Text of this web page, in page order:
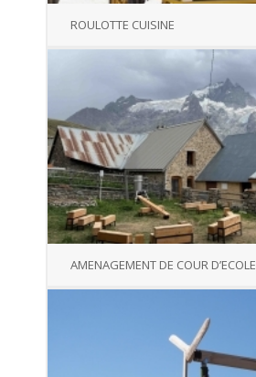
ROULOTTE CUISINE
AMENAGEMENT DE COUR D’ECOLE